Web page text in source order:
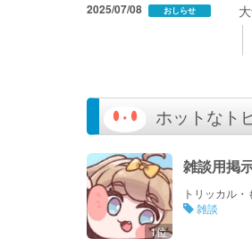
2025/07/08 おしらせ
ホットなト
1位
雑談用掲
トリッカル
雑談